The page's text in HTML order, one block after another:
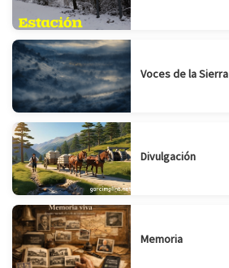
Voces de la Sierra
Divulgación
Memoria